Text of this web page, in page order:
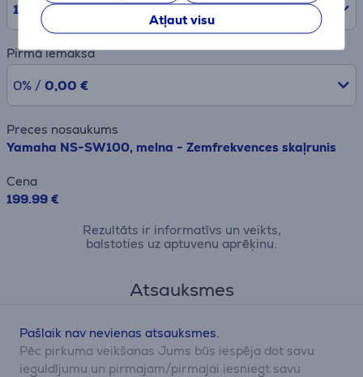
Atļaut visu
10 mēn.
Pirmā iemaksa
0% / 0,00 €
Preces nosaukums
Yamaha NS-SW100, melna - Zemfrekvences skaļrunis
Cena
199.99 €
Rezultāts ir informatīvs un veikts,
balstoties uz aptuvenu aprēķinu.
Atsauksmes
Pašlaik nav nevienas atsauksmes.
Pēc pirkuma veikšanas Jums būs iespēja dot savu
ieguldījumu un pirmajam/pirmajai iesniegt savu